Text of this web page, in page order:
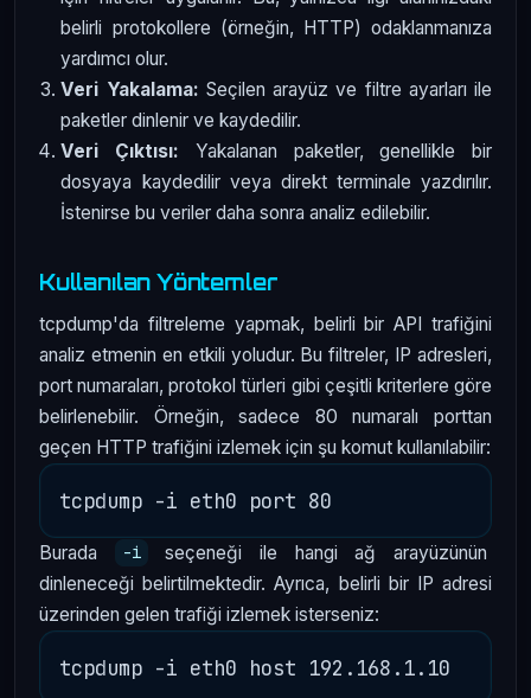
belirli protokollere (örneğin, HTTP) odaklanmanıza
yardımcı olur.
Veri Yakalama: Seçilen arayüz ve filtre ayarları ile
paketler dinlenir ve kaydedilir.
Veri Çıktısı: Yakalanan paketler, genellikle bir
dosyaya kaydedilir veya direkt terminale yazdırılır.
İstenirse bu veriler daha sonra analiz edilebilir.
Kullanılan Yöntemler
tcpdump'da filtreleme yapmak, belirli bir API trafiğini
analiz etmenin en etkili yoludur. Bu filtreler, IP adresleri,
port numaraları, protokol türleri gibi çeşitli kriterlere göre
belirlenebilir. Örneğin, sadece 80 numaralı porttan
geçen HTTP trafiğini izlemek için şu komut kullanılabilir:
Burada -i
seçeneği ile hangi ağ arayüzünün
dinleneceği belirtilmektedir. Ayrıca, belirli bir IP adresi
üzerinden gelen trafiği izlemek isterseniz: